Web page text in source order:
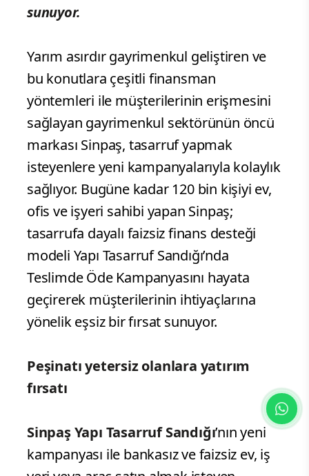
sunuyor.
Yarım asırdır gayrimenkul geliştiren ve
bu konutlara çeşitli finansman
yöntemleri ile müşterilerinin erişmesini
sağlayan gayrimenkul sektörünün öncü
markası Sinpaş, tasarruf yapmak
isteyenlere yeni kampanyalarıyla kolaylık
sağlıyor. Bugüne kadar 120 bin kişiyi ev,
ofis ve işyeri sahibi yapan Sinpaş;
tasarrufa dayalı faizsiz finans desteği
modeli Yapı Tasarruf Sandığı’nda
Teslimde Öde Kampanyasını hayata
geçirerek müşterilerinin ihtiyaçlarına
yönelik eşsiz bir fırsat sunuyor.
Peşinatı yetersiz olanlara yatırım
fırsatı
Sinpaş Yapı Tasarruf Sandığı’nın yeni
kampanyası ile bankasız ve faizsiz ev, iş